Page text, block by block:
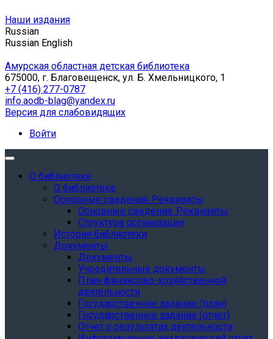
Наши издания
Russian
Russian English
Амурская областная детская библиотека
675000, г. Благовещенск, ул. Б. Хмельницкого, 1
+7 (416) 277-0787
info.aodb-blag@yandex.ru
Версия для слабовидящих
Войти
О библиотеке
О библиотеке
Основные сведения. Реквизиты
Основные сведения. Реквизиты
Структура организации
История библиотеки
Документы
Документы
Учредительные документы
План финансово-хозяйственной
деятельности
Государственное задание (план)
Государственное задание (отчет)
Отчет о результатах деятельности